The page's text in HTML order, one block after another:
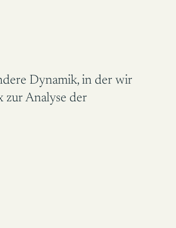
Dynamik, in der wir
zur Analyse der